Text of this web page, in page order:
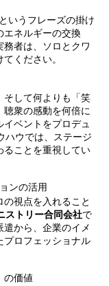
というフレーズの掛け
エネルギーの交換
者は、ソロとクワ
ください。
そして何よりも「笑
聴衆の感動を何倍に
イベントをプロデュ
ハウでは、ステージ
ることを重視してい
ンの活用
視点を入れること
ストリー合同会社で
から、企業のイメ
プロフェッショナル
の価値